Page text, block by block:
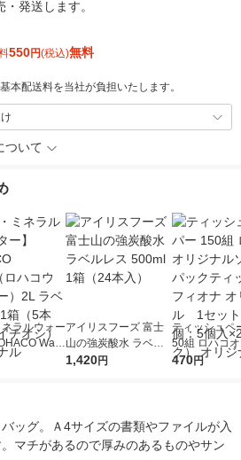
・発送します。
550円(税込)無料
本配送料を当社が負担いたします。
ついて
ネラルウォー
Wate
ォータ
アイリスフーズ 富士
山の強炭酸水 ラベル
レス 500ml 1箱（24
1,420円
ティッシュペ
50組 ロハコ
ルソフトパッ
オリジナル
470円
ッグ。Ａ4サイズの書類やファイルが入
マチがあるので厚みのあるものやサン